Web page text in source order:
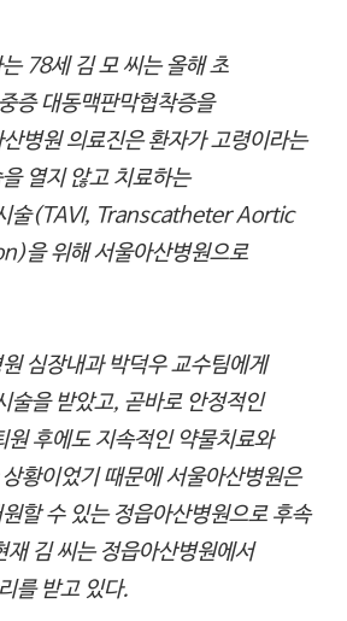
78세 김 모 씨는 올해 초
증 대동맥판막협착증을
병원 의료진은 환자가 고령이라는
열지 않고 치료하는
술(TAVI, Transcatheter Aortic
을 위해 서울아산병원으로
심장내과 박덕우 교수팀에게
술을 받았고, 곧바로 안정적인
원 후에도 지속적인 약물치료와
황이었기 때문에 서울아산병원은
할 수 있는 정읍아산병원으로 후속
재 김 씨는 정읍아산병원에서
를 받고 있다.